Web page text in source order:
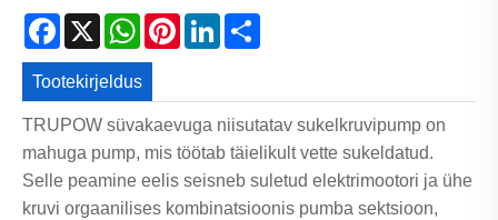
Facebook
X WhatsApp
PinterestLinkedIn
Tootekirjeldus
TRUPOW süvakaevuga niisutatav sukelkruvipump on
mahuga pump, mis töötab täielikult vette sukeldatud.
Selle peamine eelis seisneb suletud elektrimootori ja ühe
kruvi orgaanilises kombinatsioonis pumba sektsioon,